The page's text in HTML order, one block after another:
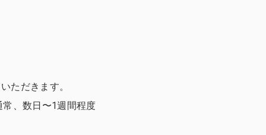
ただきます。
、数日〜1週間程度